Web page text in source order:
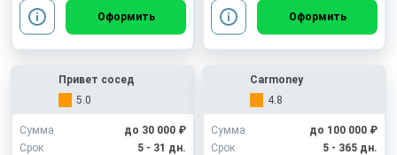
Оформить Оформить
Привет сосед
5.0
Сумма
до 30 000 ₽
Срок
5 - 31 дн.
Carmoney
4.8
Сумма
до 100 000 ₽
Срок
5 - 365 дн.